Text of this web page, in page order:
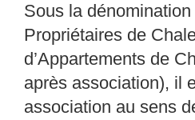
Sous la
Propriétaires de
d’Appartements de
après association), il
association au sens